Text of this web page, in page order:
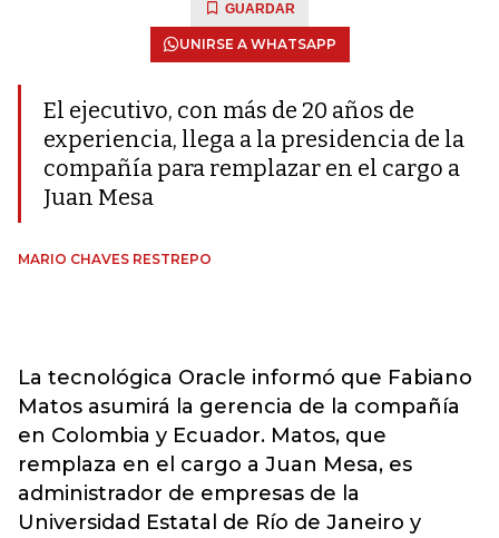
GUARDAR
UNIRSE A WHATSAPP
El ejecutivo, con más de 20 años de
experiencia, llega a la presidencia de la
compañía para remplazar en el cargo a
Juan Mesa
MARIO CHAVES RESTREPO
La tecnológica Oracle informó que Fabiano
Matos asumirá la gerencia de la compañía
en Colombia y Ecuador. Matos, que
remplaza en el cargo a Juan Mesa, es
administrador de empresas de la
Universidad Estatal de Río de Janeiro y